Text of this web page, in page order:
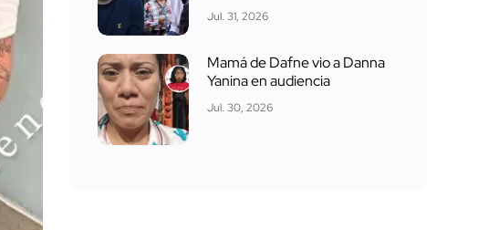
Jul. 31, 2026
Mamá de Dafne vio a Danna
Yanina en audiencia
Jul. 30, 2026